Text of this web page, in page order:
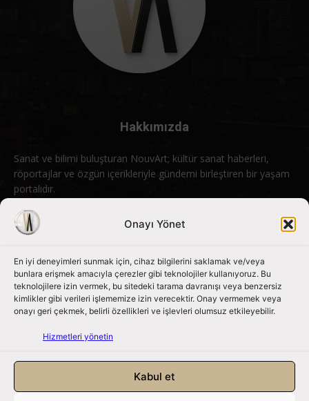
Onayı Yönet
En iyi deneyimleri sunmak için, cihaz bilgilerini saklamak ve/veya
bunlara erişmek amacıyla çerezler gibi teknolojiler kullanıyoruz. Bu
teknolojilere izin vermek, bu sitedeki tarama davranışı veya benzersiz
kimlikler gibi verileri işlememize izin verecektir. Onay vermemek veya
onayı geri çekmek, belirli özellikleri ve işlevleri olumsuz etkileyebilir.
Hizmetleri yönetin
Kabul et
Hakkımızda
Sanat ve bilimi buluşturan NouvArt; kültür sanat haberleri,
röportajlar ve özgün içerikleriyle gündemi birleştiren bir yaşam
portalıdır.
Bizimle iletişime geçin: info@nouvart.net
Bizi Takip Edin